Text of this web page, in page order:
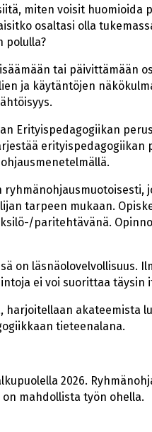
miten voisit huomioida
osaltasi olla
polulla?
tai päivittämään
ja käytäntöjen
Erityispedagogiikan
tarpeen mukaan.
paritehtävänä.
on läsnäolovelvollisuus.
ei voi suorittaa täysin
harjoitellaan akateemista
tieteenalana.
2026.
mahdollista työn ohella.